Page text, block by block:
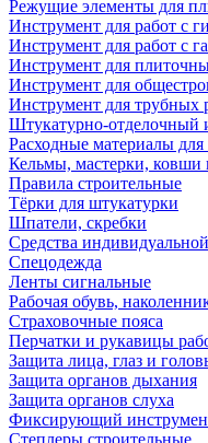
Режущие элементы для
Инструмент для работ с
Инструмент для работ с
Инструмент для
Инструмент для
Инструмент для трубных
Штукатурно-отделочный
Расходные материалы
Кельмы, мастерки, ковши
Правила строительные
Тёрки для штукатурки
Шпатели, скребки
Средства
Спецодежда
Ленты сигнальные
Рабочая обувь,
Страховочные пояса
Перчатки и рукавицы
Защита лица, глаз и
Защита органов дыхания
Защита органов слуха
Фиксирующий
Степлеры строительные